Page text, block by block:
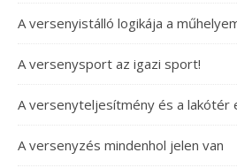
A versenyistálló logikája a
A versenysport az igazi sport!
A versenyteljesítmény és a lakótér
A versenyzés mindenhol jelen van